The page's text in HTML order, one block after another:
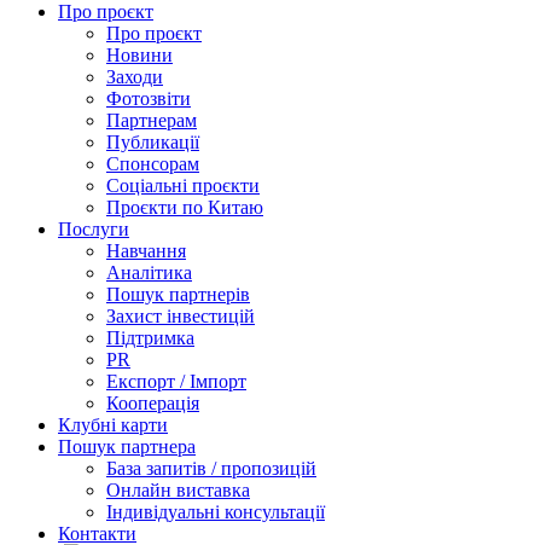
Про проєкт
Про проєкт
Новини
Заходи
Фотозвіти
Партнерам
Публикації
Спонсорам
Соціальні проєкти
Проєкти по Китаю
Послуги
Навчання
Аналітика
Пошук партнерів
Захист інвестицій
Підтримка
PR
Експорт / Імпорт
Кооперація
Клубні карти
Пошук партнера
База запитів / пропозицій
Онлайн виставка
Індивідуальні консультації
Контакти